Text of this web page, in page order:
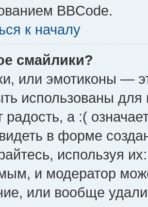
BBCode.
к началу
смайлики?
или эмотиконы —
использованы
радость, а :(
в форме
используя
и модератор
или вообще